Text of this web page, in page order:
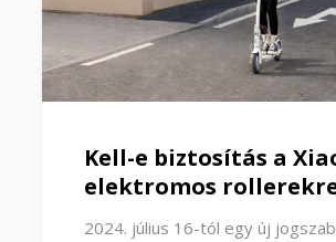
Kell-e biztosítás a
elektromos
2024. július 16-tól egy új